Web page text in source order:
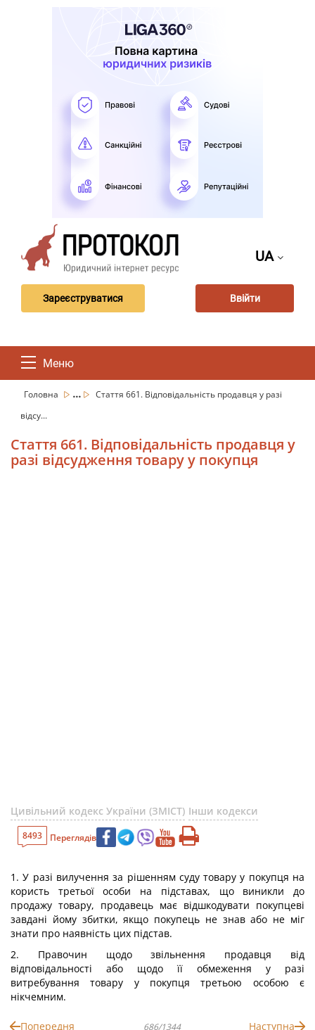
UA
Зареєструватися Ввійти
Меню
Головна ...
Стаття 661. Відповідальність продавця у разі
відсу...
Стаття 661. Відповідальність продавця у
разі відсудження товару у покупця
Цивільний кодекс України (ЗМІСТ) Інши кодекси
8493 Переглядів
1. У разі вилучення за рішенням суду товару у покупця на
користь третьої особи на підставах, що виникли до
продажу товару, продавець має відшкодувати покупцеві
завдані йому збитки, якщо покупець не знав або не міг
знати про наявність цих підстав.
2. Правочин щодо звільнення продавця від
відповідальності або щодо її обмеження у разі
витребування товару у покупця третьою особою є
нікчемним.
Попередня 686/1344 Наступна